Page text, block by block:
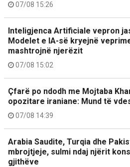
07/08 15:26
Inteligjenca Artificiale vepron
Modelet e IA-së kryejnë
mashtrojnë njerëzit
07/08 15:02
Çfarë po ndodh me Mojtaba
opozitare iraniane: Mund të
07/08 14:39
Arabia Saudite, Turqia dhe
mbrojtjeje, sulmi ndaj njërit
gjithëve